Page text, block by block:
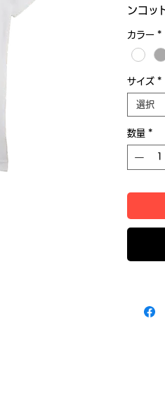
ンコッ
カラー *
サイズ *
選択
数量 *